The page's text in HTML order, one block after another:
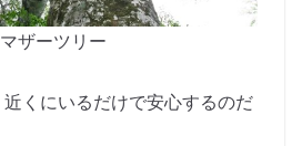
マザーツリー
くにいるだけで安心するのだ